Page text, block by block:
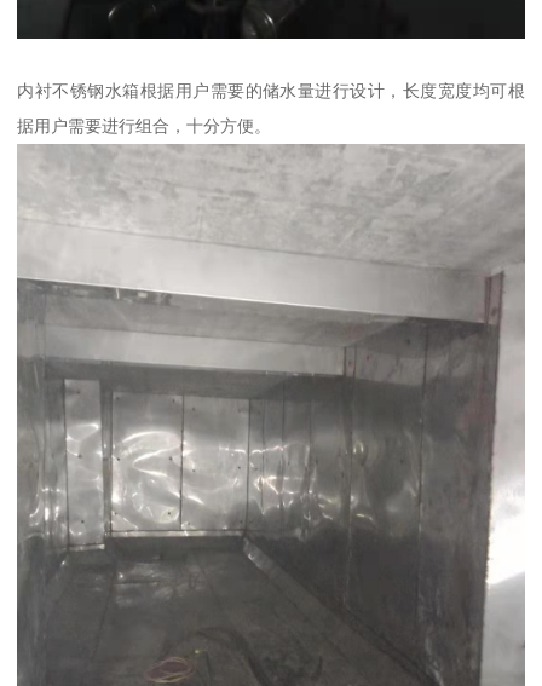
内衬不锈钢水箱根据用户需要的储水量进行设计，长度宽度均可根
据用户需要进行组合，十分方便。